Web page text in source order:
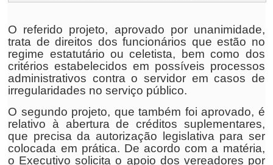
O referido projeto, aprovado por unanimidade,
trata de direitos dos funcionários que estão no
regime estatutário ou celetista, bem como dos
critérios estabelecidos em possíveis processos
administrativos contra o servidor em casos de
irregularidades no serviço público.
O segundo projeto, que também foi aprovado, é
relativo à abertura de créditos suplementares,
que precisa da autorização legislativa para ser
colocada em prática. De acordo com a matéria,
o Executivo solicita o apoio dos vereadores por